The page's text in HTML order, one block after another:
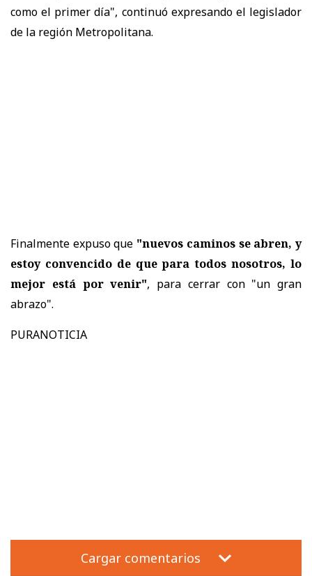
como el primer día", continuó expresando el legislador
de la región Metropolitana.
Finalmente expuso que "nuevos caminos se abren, y
estoy convencido de que para todos nosotros, lo
mejor está por venir", para cerrar con "un gran
abrazo".
PURANOTICIA
Cargar comentarios